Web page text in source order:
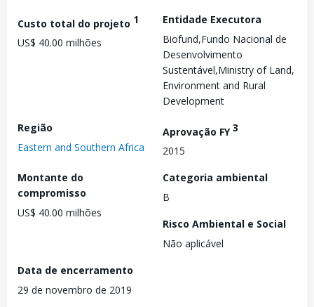
Custo total do projeto 1
US$ 40.00 milhões
Entidade Executora
Biofund,Fundo Nacional de
Desenvolvimento
Sustentável,Ministry of Land,
Environment and Rural
Development
Região
Eastern and Southern Africa
Aprovação FY3
2015
Montante do
compromisso
US$ 40.00 milhões
Categoria ambiental
B
Risco Ambiental e Social
Não aplicável
Data de encerramento
29 de novembro de 2019